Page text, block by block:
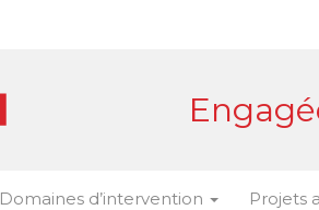
Domaines d’intervention Projets